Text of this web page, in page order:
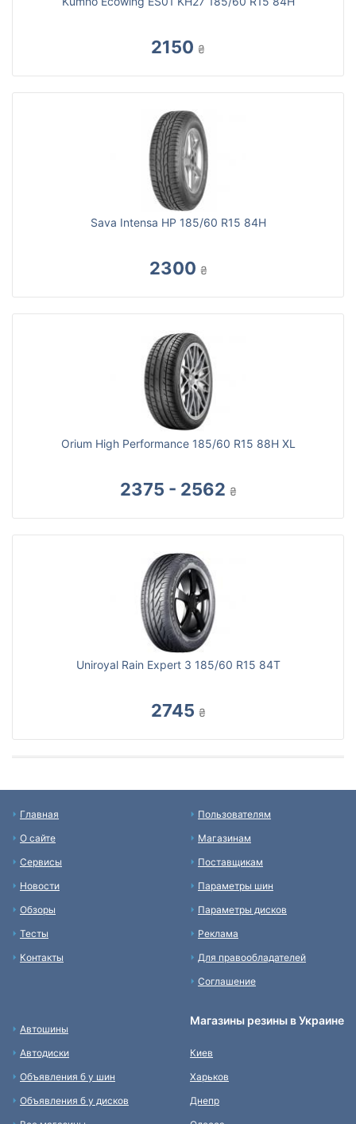
2150 ₴
Sava Intensa HP 185/60 R15 84H
2300 ₴
Orium High Performance 185/60 R15 88H XL
2375 - 2562 ₴
Uniroyal Rain Expert 3 185/60 R15 84T
2745 ₴
Главная
О сайте
Сервисы
Новости
Обзоры
Тесты
Контакты
Пользователям
Магазинам
Поставщикам
Параметры шин
Параметры дисков
Реклама
Для правообладателей
Соглашение
Автошины
Автодиски
Объявления б у шин
Объявления б у дисков
Магазины резины в Украине
Киев
Харьков
Днепр